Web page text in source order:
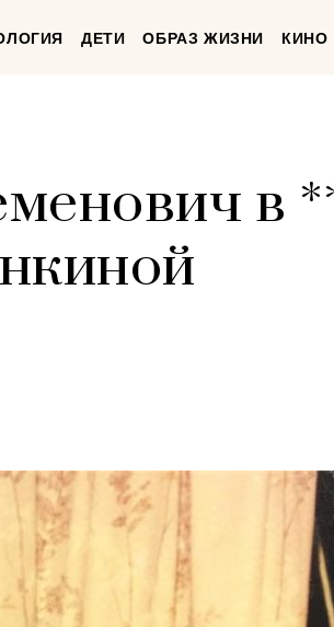
ДЕТИ ОБРАЗ ЖИЗНИ КИНО
в